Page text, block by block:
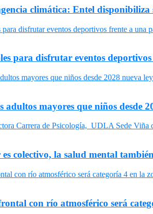
climática: Entel disponibiliza
para disfrutar eventos
adultos mayores que niños desde
colectivo, la salud mental
con río atmosférico será